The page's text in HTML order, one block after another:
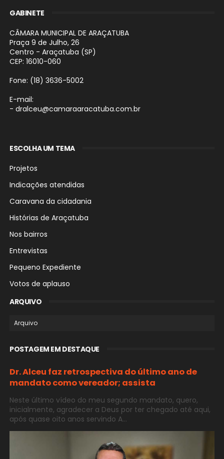
GABINETE
CÂMARA MUNICIPAL DE ARAÇATUBA
Praça 9 de Julho, 26
Centro - Araçatuba (SP)
CEP: 16010-060
Fone: (18) 3636-5002
E-mail:
- dralceu@camaraaracatuba.com.br
ESCOLHA UM TEMA
Projetos
Indicações atendidas
Caravana da cidadania
Histórias de Araçatuba
Nos bairros
Entrevistas
Pequeno Expediente
Votos de aplauso
ARQUIVO
POSTAGEM EM DESTAQUE
Dr. Alceu faz retrospectiva do último ano de
mandato como vereador; assista
Neste último vídeo do meu segundo mandato, quero,
inicialmente, agradecer a Deus por ter chegado até aqui,
após quase oito anos servindo A...